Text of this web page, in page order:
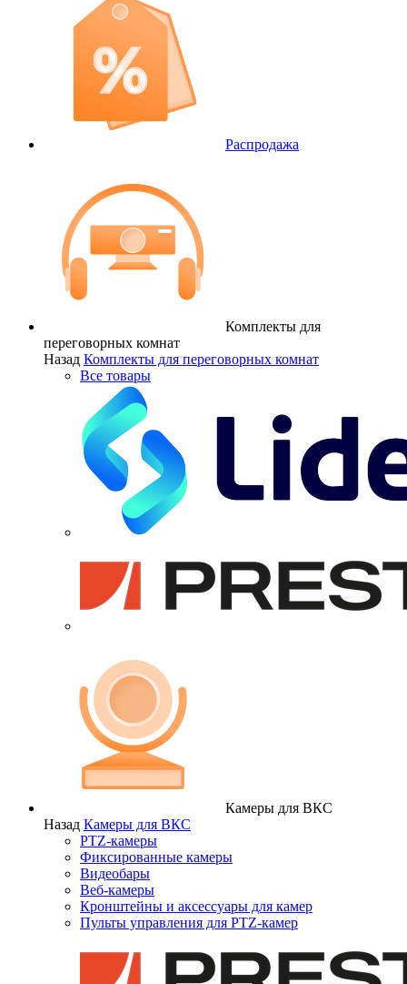
Распродажа
Комплекты для
переговорных комнат
Назад Комплекты для переговорных комнат
Все товары
Камеры для ВКС
Назад Камеры для ВКС
PTZ-камеры
Фиксированные камеры
Видеобары
Веб-камеры
Кронштейны и аксессуары для камер
Пульты управления для PTZ-камер